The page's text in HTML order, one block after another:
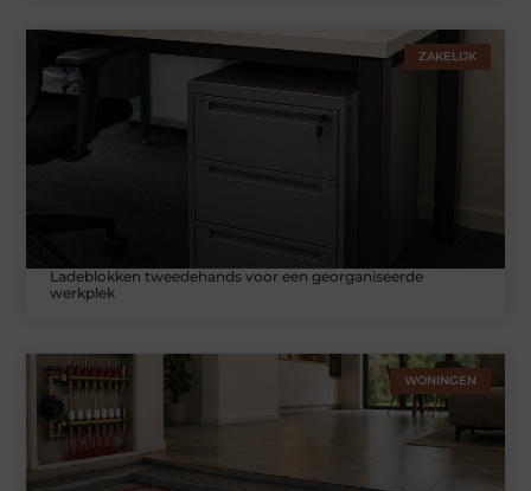
ZAKELIJK
Ladeblokken tweedehands voor een georganiseerde
werkplek
WONINGEN